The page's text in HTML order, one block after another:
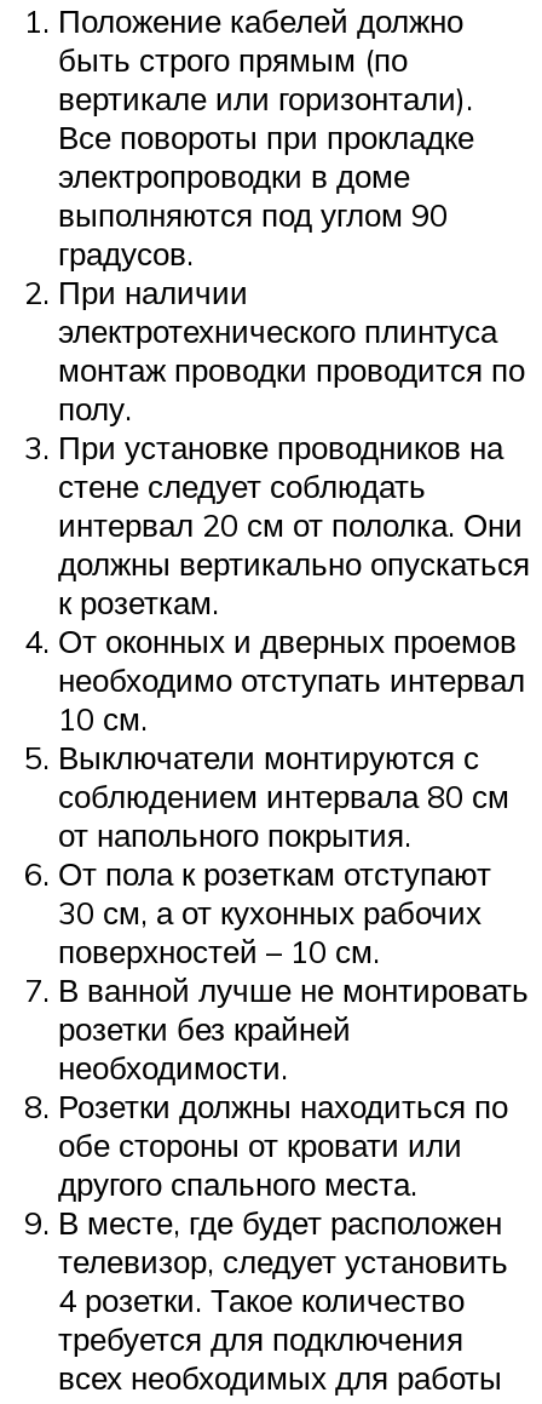
Положение кабелей должно
быть строго прямым (по
вертикале или горизонтали).
Все повороты при прокладке
электропроводки в доме
выполняются под углом 90
градусов.
При наличии
электротехнического плинтуса
монтаж проводки проводится по
полу.
При установке проводников на
стене следует соблюдать
интервал 20 см от пололка. Они
должны вертикально опускаться
к розеткам.
От оконных и дверных проемов
необходимо отступать интервал
10 см.
Выключатели монтируются с
соблюдением интервала 80 см
от напольного покрытия.
От пола к розеткам отступают
30 см, а от кухонных рабочих
поверхностей – 10 см.
В ванной лучше не монтировать
розетки без крайней
необходимости.
Розетки должны находиться по
обе стороны от кровати или
другого спального места.
В месте, где будет расположен
телевизор, следует установить
4 розетки. Такое количество
требуется для подключения
всех необходимых для работы